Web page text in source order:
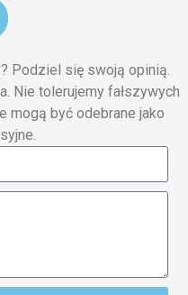
Podziel się swoją opinią.
Nie tolerujemy fałszywych
mogą być odebrane jako